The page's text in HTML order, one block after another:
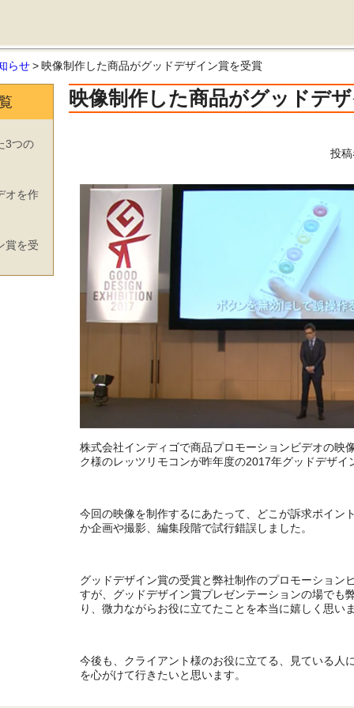
らせ > 映像制作した商品がグッドデザイン賞を受賞
映像制作した商品がグッドデ
投
株式会社インディゴで商品プロモーションビデオの映
ク様のレッツリモコンが昨年度の2017年グッドデザイ
今回の映像を制作するにあたって、どこが訴求ポイン
か企画や撮影、編集段階で試行錯誤しました。
グッドデザイン賞の受賞と弊社制作のプロモーション
すが、グッドデザイン賞プレゼンテーションの場でも
り、微力ながらお役に立てたことを本当に嬉しく思い
今後も、クライアント様のお役に立てる、見ている人
を心がけて行きたいと思います。
3つの
オを作
賞を受